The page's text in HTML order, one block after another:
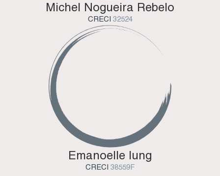
Michel Nogueira Rebelo
CRECI 32524
Emanoelle Iung
CRECI 38559F